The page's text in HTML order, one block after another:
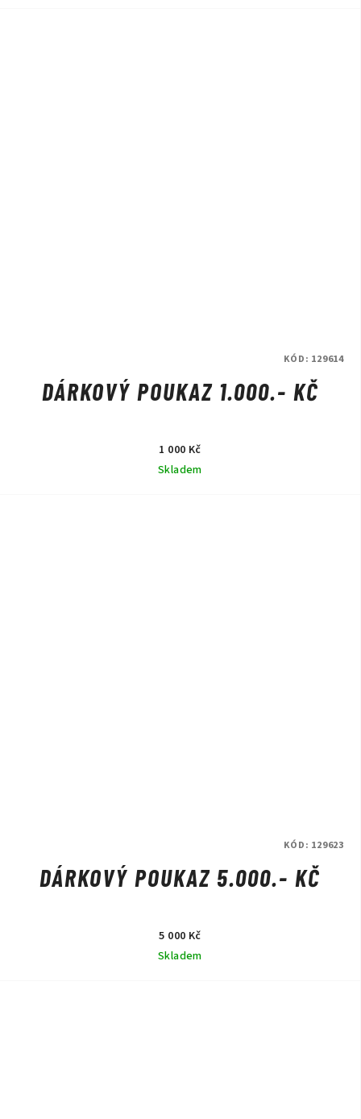
DÁRKOVÝ POUKAZ 1.000.- KČ
1 000 Kč
Skladem
KÓD: 129614
DÁRKOVÝ POUKAZ 5.000.- KČ
5 000 Kč
Skladem
KÓD: 129623